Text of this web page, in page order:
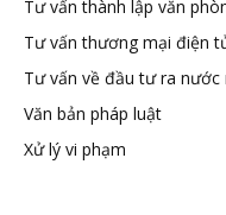
Tư vấn thành lập văn
Tư vấn thương mại điện
Tư vấn về đầu tư ra nước
Văn bản pháp luật
Xử lý vi phạm